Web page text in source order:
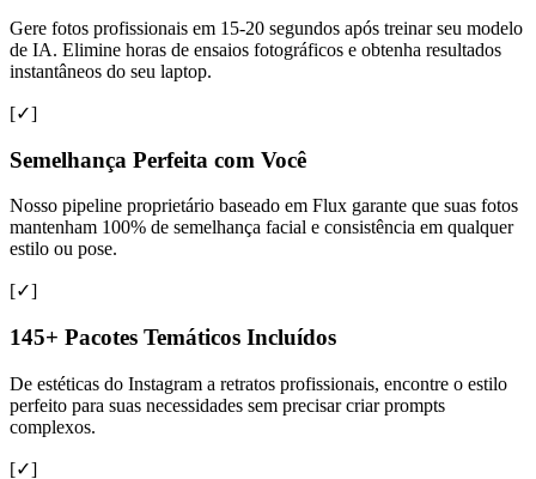
Gere fotos profissionais em 15-20 segundos após treinar seu modelo
de IA. Elimine horas de ensaios fotográficos e obtenha resultados
instantâneos do seu laptop.
[✓]
Semelhança Perfeita com Você
Nosso pipeline proprietário baseado em Flux garante que suas fotos
mantenham 100% de semelhança facial e consistência em qualquer
estilo ou pose.
[✓]
145+ Pacotes Temáticos Incluídos
De estéticas do Instagram a retratos profissionais, encontre o estilo
perfeito para suas necessidades sem precisar criar prompts
complexos.
[✓]